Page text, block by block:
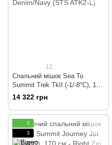
12
Спальний мішок Sea To
Summit Trek TkII (-1/-8°C), 198
см - Left Zip, Denim/Navy (STS
14 322 грн
3
3